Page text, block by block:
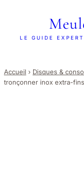
LE GUIDE
Accueil › Disques &
tronçonner inox extra-